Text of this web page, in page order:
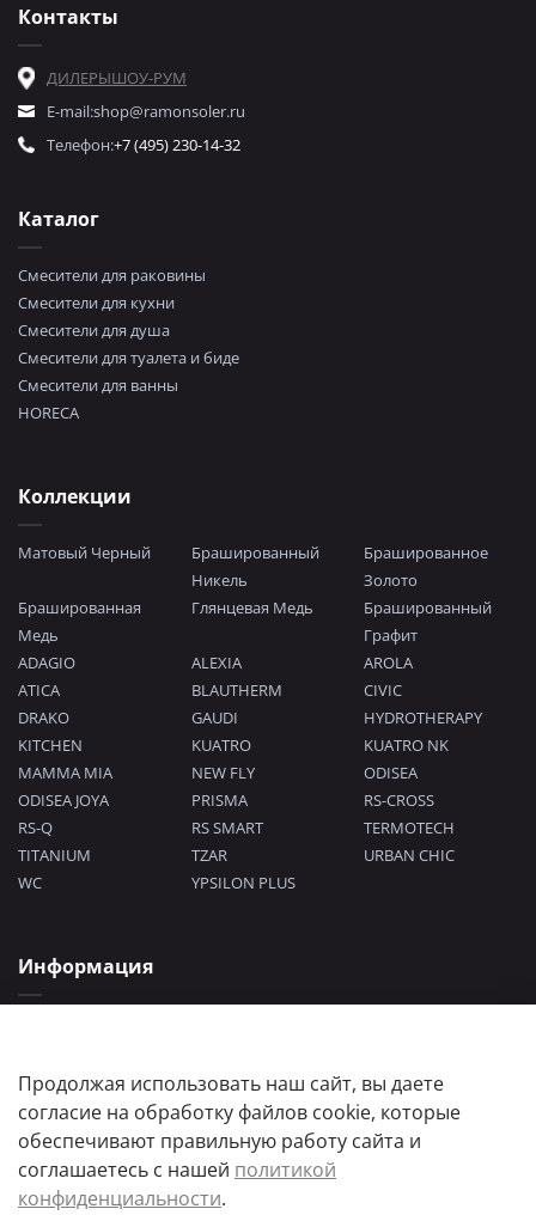
Каталог
Смесители для раковины
Смесители для кухни
Смесители для душа
Смесители для туалета и биде
Смесители для ванны
HORECA
Коллекции
Матовый Черный
Брашированный
Никель
Брашированное
Золото
Брашированная
Медь
Глянцевая Медь
Брашированный
Графит
ADAGIO
ALEXIA
AROLA
ATICA
BLAUTHERM
CIVIC
DRAKO
GAUDI
HYDROTHERAPY
KITCHEN
KUATRO
KUATRO NK
MAMMA MIA
NEW FLY
ODISEA
ODISEA JOYA
PRISMA
RS-CROSS
RS-Q
RS SMART
TERMOTECH
TITANIUM
TZAR
URBAN CHIC
WC
YPSILON PLUS
Информация
Пользовательское соглашение
Контакты
ДИЛЕРЫШОУ-РУМ
E-mail:shop@ramonsoler.ru
Телефон:+7 (495) 230-14-32
Продолжая использовать наш сайт, вы даете
согласие на обработку файлов cookie, которые
обеспечивают правильную работу сайта и
соглашаетесь с нашей политикой
конфиденциальности.